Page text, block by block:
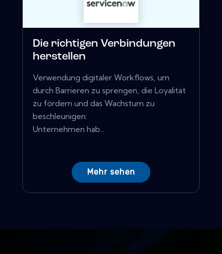
Die richtigen Verbindungen
herstellen
Verwendung digitaler Workflows, um
durch Barrieren zu sprengen, die Loyalität
zu fördern und das Wachstum zu
beschleunigen.
Unternehmen hab...
Mehr sehen